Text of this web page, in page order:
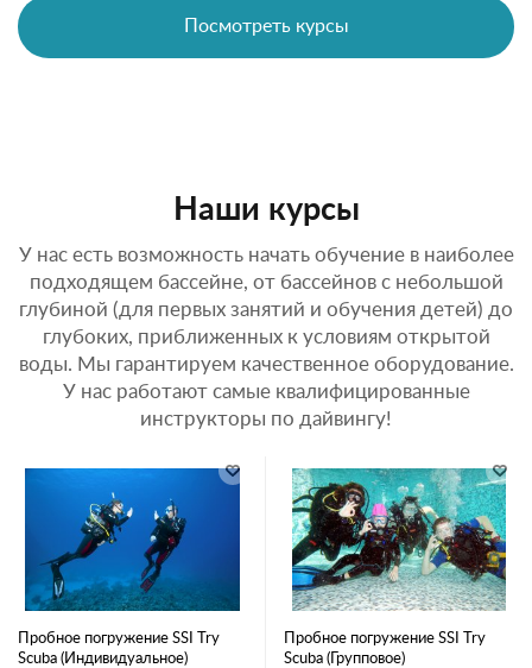
Посмотреть курсы
Наши курсы
У нас есть возможность начать обучение в наиболее
подходящем бассейне, от бассейнов с небольшой
глубиной (для первых занятий и обучения детей) до
глубоких, приближенных к условиям открытой
воды. Мы гарантируем качественное оборудование.
У нас работают самые квалифицированные
инструкторы по дайвингу!
Пробное погружение SSI Try
Scuba (Индивидуальное)
Пробное погружение SSI Try
Scuba (Групповое)